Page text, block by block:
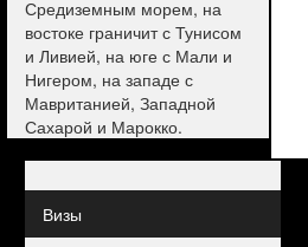
Средиземным морем, на
востоке граничит с Тунисом
и Ливией, на юге с Мали и
Нигером, на западе с
Мавританией, Западной
Сахарой и Марокко.
Визы